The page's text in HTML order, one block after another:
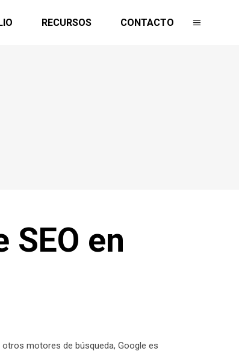
RECURSOS CONTACTO
en
motores de búsqueda, Google es